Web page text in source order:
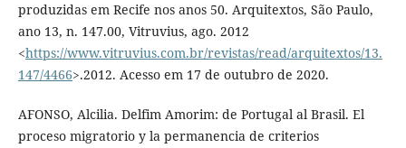
produzidas em Recife nos anos 50. Arquitextos, São Paulo,
ano 13, n. 147.00, Vitruvius, ago. 2012
<https://www.vitruvius.com.br/revistas/read/arquitextos/13.
147/4466>.2012. Acesso em 17 de outubro de 2020.
AFONSO, Alcilia. Delfim Amorim: de Portugal al Brasil. El
proceso migratorio y la permanencia de criterios